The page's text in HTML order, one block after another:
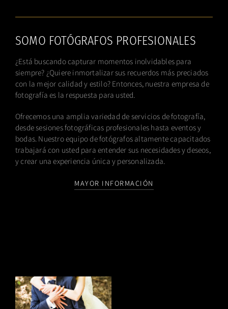
SOMO FOTÓGRAFOS PROFESIONALES
¿Está buscando capturar momentos inolvidables para
siempre? ¿Quiere inmortalizar sus recuerdos más preciados
con la mejor calidad y estilo? Entonces, nuestra empresa de
fotografía es la respuesta para usted.
Ofrecemos una amplia variedad de servicios de fotografía,
desde sesiones fotográficas profesionales hasta eventos y
bodas. Nuestro equipo de fotógrafos altamente capacitados
trabajará con usted para entender sus necesidades y deseos,
y crear una experiencia única y personalizada.
MAYOR INFORMACIÓN